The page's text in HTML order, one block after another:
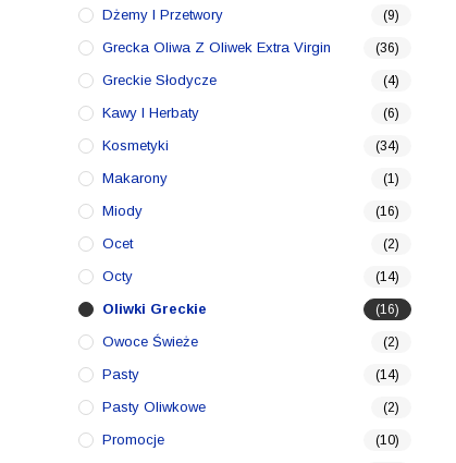
Dżemy I Przetwory (9)
Grecka Oliwa Z Oliwek Extra Virgin (36)
Greckie Słodycze (4)
Kawy I Herbaty (6)
Kosmetyki (34)
Makarony (1)
Miody (16)
Ocet (2)
Octy (14)
Oliwki Greckie (16)
Owoce Świeże (2)
Pasty (14)
Pasty Oliwkowe (2)
Promocje (10)